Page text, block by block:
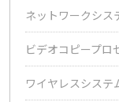
ネットワークシス
ビデオコピープロ
ワイヤレスシステ